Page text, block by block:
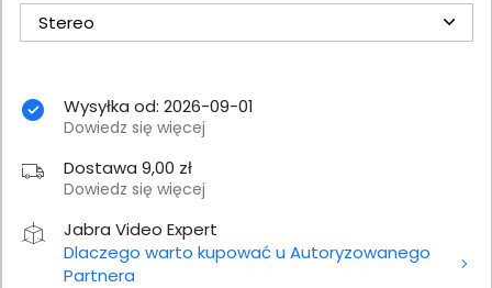
Stereo
Wysyłka od: 2026-09-01
Dowiedz się więcej
Dostawa 9,00 zł
Dowiedz się więcej
Jabra Video Expert
Dlaczego warto kupować u Autoryzowanego
Partnera